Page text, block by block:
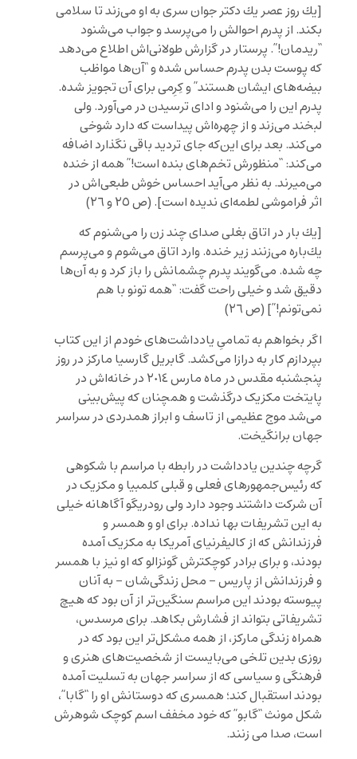
[يك روز عصر يك دكتر جوان سرى به او مىزند تا سلامى
بكند. از پدرم احوالش را مىپرسد و جواب مىشنود
“ريدمان!”. پرستار در گزارش طولانىاش اطلاع مىدهد
كه پوست بدن پدرم حساس شده و “آنها مواظب
بيضههاى ايشان هستند” و كِرِمى براى آن تجويز شده.
پدرم اين را مىشنود و اداى ترسيدن در مىآورد. ولى
لبخند مىزند و از چهرهاش پيداست كه دارد شوخى
مىكند. بعد براى اينكه جاى ترديد باقى نگذارد اضافه
مىكند: “منظورش تخمهاى بنده است!” همه از خنده
مىميرند. به نظر مىآيد احساس خوش طبعىاش در
اثر فراموشى لطمهاى نديده است]
. (ص ٢٥ و ٢٦)
[يك بار در اتاق بغلى صداى چند زن را مىشنوم كه
يكباره مىزنند زير خنده. وارد اتاق مىشوم و مىپرسم
چه شده. مىگويند پدرم چشمانش را باز كرد و به آنها
دقيق شد و خيلى راحت گفت: “همه تونو با هم
نمىتونم!”] (ص ٢٦)
اگر بخواهم به تمامیِ یادداشت‌های خودم از این کتاب
بپردازم کار به درازا می‌کشد. گابریل گارسیا مارکز در روز
پنجشنبه مقدس در ماه مارس ٢٠١٤ در خانه‌اش در
پایتخت مکزیک درگذشت و همچنان که پیش‌بینی
می‌شد موج عظیمی از تاسف و ابراز همدردی در سراسر
جهان برانگیخت.
گرچه چندین یادداشت در رابطه با مراسم با شکوهی
که رئیس‌جمهورهای فعلی و قبلی کلمبیا و مکزیک در
آن شرکت داشتند وجود دارد ولی رودریگو آگاهانه خیلی
به این تشریفات بها نداده. برای او و همسر و
فرزندانش که از کالیفرنیای آمریکا به مکزیک آمده
بودند، و برای برادر کوچکترش گونزالو که او نیز با همسر
و فرزندانش از پاریس – محل زندگی‌شان – به آنان
پیوسته بودند این مراسم سنگین‌تر از آن بود که هیچ
تشریفاتی بتواند از فشارش بکاهد. برای مرسدس،
همراه زندگی مارکز، از همه مشکل‌تر این بود که در
روزی بدین تلخی می‌بایست از شخصیت‌های هنری و
فرهنگی و سیاسی که از سراسر جهان به تسلیت آمده
بودند استقبال کند؛ همسری که دوستانش او را “گابا”،
شکل مونث “گابو” که خود مخفف اسم کوچک شوهرش
است، صدا می زنند.